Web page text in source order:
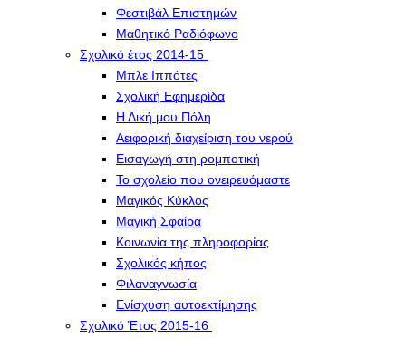
Φεστιβάλ Επιστημών
Μαθητικό Ραδιόφωνο
Σχολικό έτος 2014-15
Μπλε Ιππότες
Σχολική Εφημερίδα
Η Δική μου Πόλη
Αειφορική διαχείριση του νερού
Εισαγωγή στη ρομποτική
Το σχολείο που ονειρευόμαστε
Μαγικός Κύκλος
Μαγική Σφαίρα
Kοινωνία της πληροφορίας
Σχολικός κήπος
Φιλαναγνωσία
Eνίσχυση αυτοεκτίμησης
Σχολικό Έτος 2015-16